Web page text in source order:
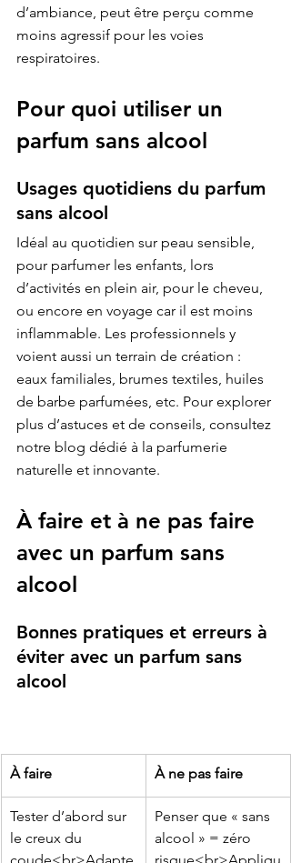
d’ambiance, peut être perçu comme
moins agressif pour les voies
respiratoires.
Pour quoi utiliser un
parfum sans alcool
Usages quotidiens du parfum
sans alcool
Idéal au quotidien sur peau sensible,
pour parfumer les enfants, lors
d’activités en plein air, pour le cheveu,
ou encore en voyage car il est moins
inflammable. Les professionnels y
voient aussi un terrain de création :
eaux familiales, brumes textiles, huiles
de barbe parfumées, etc. Pour explorer
plus d’astuces et de conseils, consultez
notre blog dédié à la parfumerie
naturelle et innovante.
À faire et à ne pas faire
avec un parfum sans
alcool
Bonnes pratiques et erreurs à
éviter avec un parfum sans
alcool
À faire À ne pas faire
Tester d’abord sur
le creux du
Penser que « sans
alcool » = zéro